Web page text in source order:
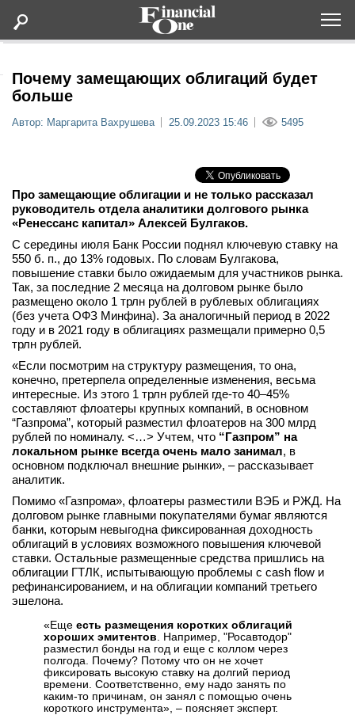
Статьи
Lifestyle
Мероприятия
Новости
Интервью
вконтакте
телеграм
Стать автором
Вход
Почему замещающих облигаций будет
больше
Автор: Маргарита Вахрушева 25.09.2023 15:46 5495
Про замещающие облигации и не только рассказал
руководитель отдела аналитики долгового рынка
«Ренессанс капитал» Алексей Булгаков.
С середины июля Банк России поднял ключевую ставку на
550 б. п., до 13% годовых. По словам Булгакова,
повышение ставки было ожидаемым для участников рынка.
Так, за последние 2 месяца на долговом рынке было
размещено около 1 трлн рублей в рублевых облигациях
(без учета ОФЗ Минфина). За аналогичный период в 2022
году и в 2021 году в облигациях размещали примерно 0,5
трлн рублей.
«Если посмотрим на структуру размещения, то она,
конечно, претерпела определенные изменения, весьма
интересные. Из этого 1 трлн рублей где-то 40–45%
составляют флоатеры крупных компаний, в основном
“Газпрома”, который разместил флоатеров на 300 млрд
рублей по номиналу. <…> Учтем, что “Газпром” на
локальном рынке всегда очень мало занимал, в
основном подключал внешние рынки», – рассказывает
аналитик.
Помимо «Газпрома», флоатеры разместили ВЭБ и РЖД. На
долговом рынке главными покупателями бумаг являются
банки, которым невыгодна фиксированная доходность
облигаций в условиях возможного повышения ключевой
ставки. Остальные размещенные средства пришлись на
облигации ГТЛК, испытывающую проблемы с cash flow и
рефинансированием, и на облигации компаний третьего
эшелона.
«Еще есть размещения коротких облигаций
хороших эмитентов . Например, "Росавтодор"
разместил бонды на год и еще с коллом через
полгода. Почему? Потому что он не хочет
фиксировать высокую ставку на долгий период
времени. Соответственно, ему надо занять по
каким-то причинам, он занял с помощью очень
короткого инструмента», – поясняет эксперт.